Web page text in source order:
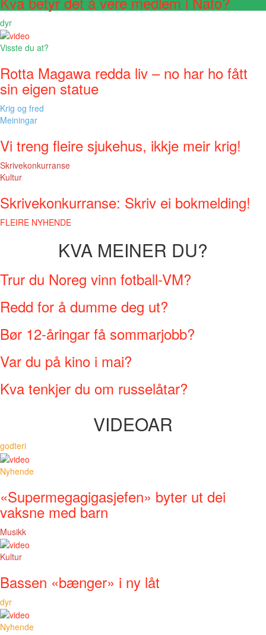
dyr
Visste du at?
Rotta Magawa redda liv – no har ho fått
sin eigen statue
Krig og fred
Meiningar
Vi treng fleire sjukehus, ikkje meir krig!
Skrivekonkurranse
Kultur
Skrivekonkurranse: Skriv ei bokmelding!
FLEIRE NYHENDE
KVA MEINER DU?
Trur du Noreg vinn fotball-VM?
Redd for å dumme deg ut?
Bør 12-åringar få sommarjobb?
Var du på kino i mai?
Kva tenkjer du om russelåtar?
VIDEOAR
godteri
Nyhende
«Supermegagigasjefen» byter ut dei
vaksne med barn
Musikk
Kultur
Bassen «bænger» i ny låt
dyr
Nyhende